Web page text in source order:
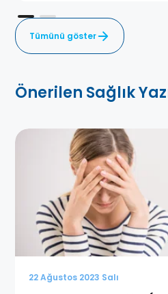
Tümünü göster
Önerilen Sağlık
22 Ağustos 2023 Salı